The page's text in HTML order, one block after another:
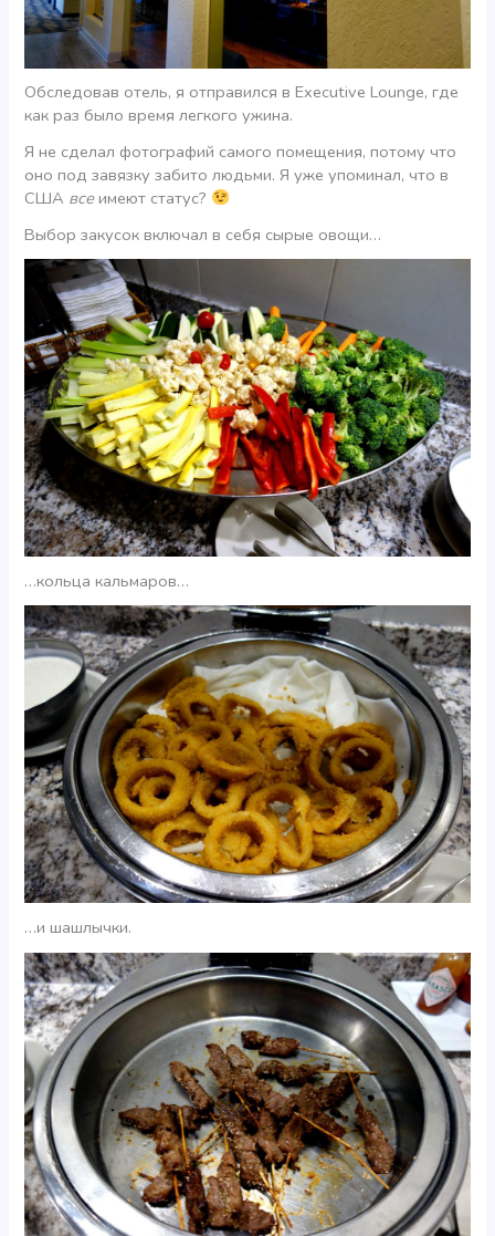
Обследовав отель, я отправился в Executive Lounge, где
как раз было время легкого ужина.
Я не сделал фотографий самого помещения, потому что
оно под завязку забито людьми. Я уже упоминал, что в
США всеимеют статус?
Выбор закусок включал в себя сырые овощи…
…кольца кальмаров…
…и шашлычки.